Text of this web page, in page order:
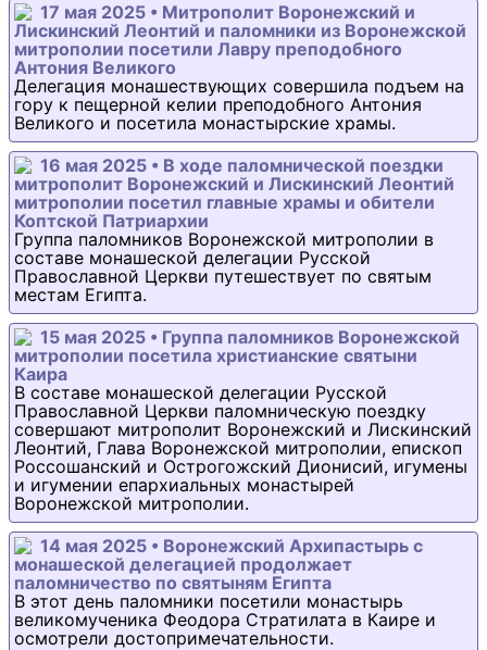
17 мая 2025 • Митрополит Воронежский и
Лискинский Леонтий и паломники из Воронежской
митрополии посетили Лавру преподобного
Антония Великого
Делегация монашествующих совершила подъем на
гору к пещерной келии преподобного Антония
Великого и посетила монастырские храмы.
16 мая 2025 • В ходе паломнической поездки
митрополит Воронежский и Лискинский Леонтий
митрополии посетил главные храмы и обители
Коптской Патриархии
Группа паломников Воронежской митрополии в
составе монашеской делегации Русской
Православной Церкви путешествует по святым
местам Египта.
15 мая 2025 • Группа паломников Воронежской
митрополии посетила христианские святыни
Каира
В составе монашеской делегации Русской
Православной Церкви паломническую поездку
совершают митрополит Воронежский и Лискинский
Леонтий, Глава Воронежской митрополии, епископ
Россошанский и Острогожский Дионисий, игумены
и игумении епархиальных монастырей
Воронежской митрополии.
14 мая 2025 • Воронежский Архипастырь с
монашеской делегацией продолжает
паломничество по святыням Египта
В этот день паломники посетили монастырь
великомученика Феодора Стратилата в Каире и
осмотрели достопримечательности.